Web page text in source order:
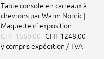
Table console en carreaux à
chevrons par Warm Nordic |
Maquette d`exposition
CHF 1560.00 CHF 1248.00
y compris expédition / TVA